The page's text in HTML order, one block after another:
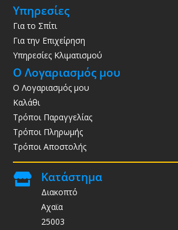
Υπηρεσίες
Για το Σπίτι
Για την Επιχείρηση
Υπηρεσίες Κλιματισμού
Ο Λογαριασμός μου
Ο Λογαριασμός μου
Καλάθι
Τρόποι Παραγγελίας
Τρόποι Πληρωμής
Τρόποι Αποστολής
 Κατάστημα
Διακοπτό
Αχαϊα
25003